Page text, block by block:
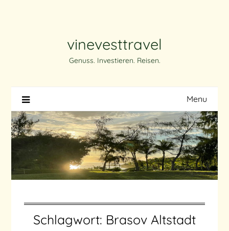
vinevesttravel
Genuss. Investieren. Reisen.
Menu
Schlagwort: Brasov Altstadt